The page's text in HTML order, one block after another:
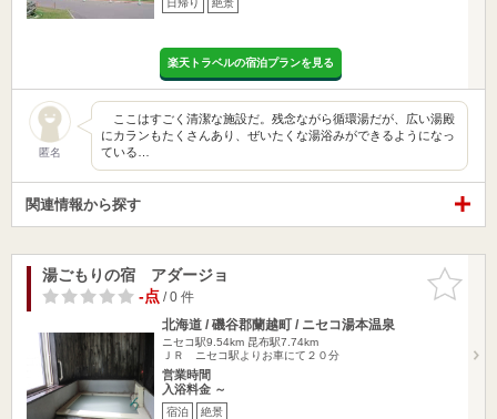
日帰り 絶景
楽天トラベルの宿泊プランを見る
匿名
ここはすごく清潔な施設だ。残念ながら循環湯だが、広い湯殿
にカランもたくさんあり、ぜいたくな湯浴みができるようになっ
ている…
関連情報から探す
お気に入
りに追加
湯ごもりの宿 アダージョ
-点/ 0 件
北海道 / 磯谷郡蘭越町 / ニセコ湯本温泉
ニセコ駅9.54km 昆布駅7.74km
ＪＲ ニセコ駅よりお車にて２０分
営業時間
入浴料金 ～
宿泊 絶景